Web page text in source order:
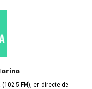
FM), en directe de